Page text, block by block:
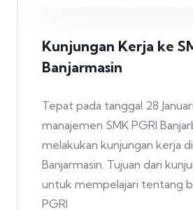
Kunjungan Kerja ke
Banjarmasin
Tepat pada tanggal 28
manajemen SMK PGRI
melakukan kunjungan kerja
Banjarmasin. Tujuan dari
untuk mempelajari tentang
PGRI